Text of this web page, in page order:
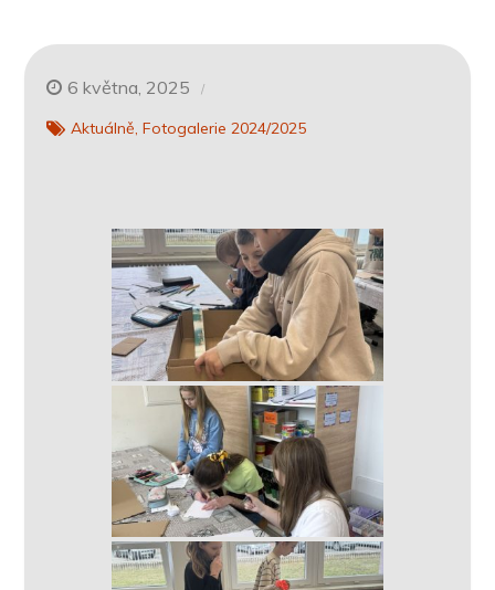
6 května, 2025
Aktuálně Fotogalerie 2024/2025